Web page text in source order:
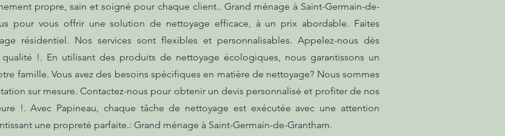
propre, sain et soigné pour chaque client.. Grand ménage à Saint-Germain-de-
pour vous offrir une solution de nettoyage efficace, à un prix abordable. Faites
résidentiel. Nos services sont flexibles et personnalisables. Appelez-nous dès
!. En utilisant des produits de nettoyage écologiques, nous garantissons un
famille. Vous avez des besoins spécifiques en matière de nettoyage? Nous sommes
sur mesure. Contactez-nous pour obtenir un devis personnalisé et profiter de nos
!. Avec Papineau, chaque tâche de nettoyage est exécutée avec une attention
une propreté parfaite.: Grand ménage à Saint-Germain-de-Grantham.